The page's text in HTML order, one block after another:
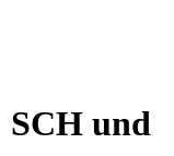
SCH und